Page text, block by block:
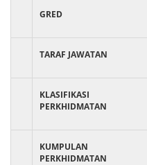
GRED
TARAF JAWATAN
KLASIFIKASI
PERKHIDMATAN
KUMPULAN
PERKHIDMATAN